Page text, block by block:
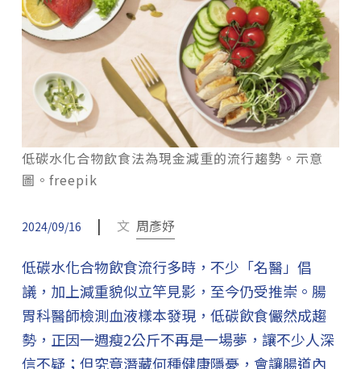
低碳水化合物飲食法為現金減重的流行趨勢。示意
圖。freepik
2024/09/16 | 文 周彥妤
低碳水化合物飲食流行多時，不少「名醫」倡
議，加上減重貌似立竿見影，至今仍受推崇。腸
胃科醫師檢測血液樣本發現，低碳飲食儼然成趨
勢，正因一週瘦2公斤不再是一場夢，讓不少人深
信不疑；但究竟潛藏何種健康隱憂，會讓腸道內